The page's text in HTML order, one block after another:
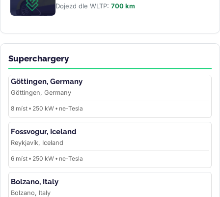
Dojezd dle WLTP: 700 km
Superchargery
Göttingen, Germany
Göttingen, Germany
8 míst • 250 kW • ne-Tesla
Fossvogur, Iceland
Reykjavík, Iceland
6 míst • 250 kW • ne-Tesla
Bolzano, Italy
Bolzano, Italy